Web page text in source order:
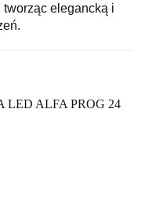
elegancką i
LED ALFA PROG 24